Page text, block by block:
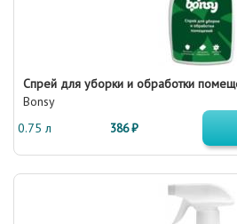
Спрей для уборки и обработки
Bonsy
0.75 л
386 ₽